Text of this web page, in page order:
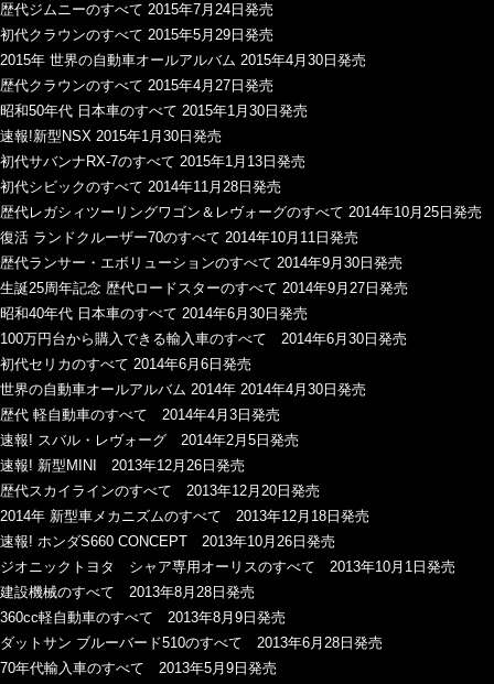
歴代ジムニーのすべて 2015年7月24日発売
初代クラウンのすべて 2015年5月29日発売
2015年 世界の自動車オールアルバム 2015年4月30日発売
歴代クラウンのすべて 2015年4月27日発売
昭和50年代 日本車のすべて 2015年1月30日発売
速報!新型NSX 2015年1月30日発売
初代サバンナRX-7のすべて 2015年1月13日発売
初代シビックのすべて 2014年11月28日発売
歴代レガシィツーリングワゴン＆レヴォーグのすべて 2014年10月25日発売
復活 ランドクルーザー70のすべて 2014年10月11日発売
歴代ランサー・エボリューションのすべて 2014年9月30日発売
生誕25周年記念 歴代ロードスターのすべて 2014年9月27日発売
昭和40年代 日本車のすべて 2014年6月30日発売
100万円台から購入できる輸入車のすべて 2014年6月30日発売
初代セリカのすべて 2014年6月6日発売
世界の自動車オールアルバム 2014年 2014年4月30日発売
歴代 軽自動車のすべて 2014年4月3日発売
速報! スバル・レヴォーグ 2014年2月5日発売
速報! 新型MINI 2013年12月26日発売
歴代スカイラインのすべて 2013年12月20日発売
2014年 新型車メカニズムのすべて 2013年12月18日発売
速報! ホンダS660 CONCEPT 2013年10月26日発売
ジオニックトヨタ シャア専用オーリスのすべて 2013年10月1日発売
建設機械のすべて 2013年8月28日発売
360cc軽自動車のすべて 2013年8月9日発売
ダットサン ブルーバード510のすべて 2013年6月28日発売
70年代輸入車のすべて 2013年5月9日発売